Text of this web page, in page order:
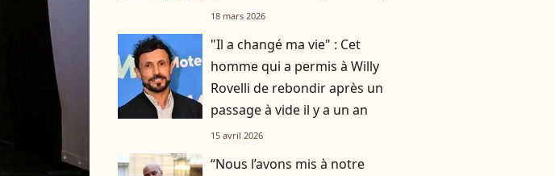
du tout au tout
18 mars 2026
"Il a changé ma vie" : Cet
homme qui a permis à Willy
Rovelli de rebondir après un
passage à vide il y a un an
15 avril 2026
“Nous l’avons mis à notre